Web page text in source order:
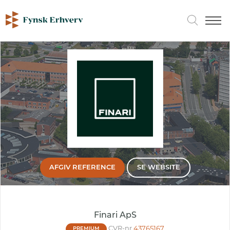
AFGIV REFERENCE SE WEBSITE
Finari ApS
PREMIUM CVR-nr43765167